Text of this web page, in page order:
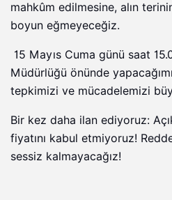
mahkûm edilmesine, alın
boyun eğmeyeceğiz.
15 Mayıs Cuma günü saat
Müdürlüğü önünde
tepkimizi ve mücadelemizi
Bir kez daha ilan ediyoruz:
fiyatını kabul etmiyoruz!
sessiz kalmayacağız!